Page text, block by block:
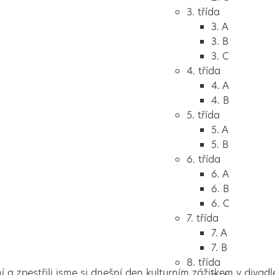
3. třída
3. A
3. B
3. C
4. třída
4. A
4. B
5. třída
5. A
5. B
6. třída
6. A
6. B
6. C
7. třída
7. A
7. B
8. třída